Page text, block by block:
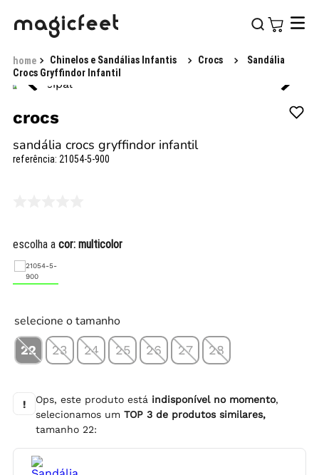
Chinelos e Sandálias Infantis Crocs
Sandália
Crocs Gryffindor Infantil
crocs
sandália crocs gryffindor infantil
referência: 21054-5-900
escolha a cor: multicolor
selecione o tamanho
22 23 24 25 26 27 28
! Ops, este produto está indisponível no momento,
selecionamos umTOP3 de produtos similares,
tamanho 22: